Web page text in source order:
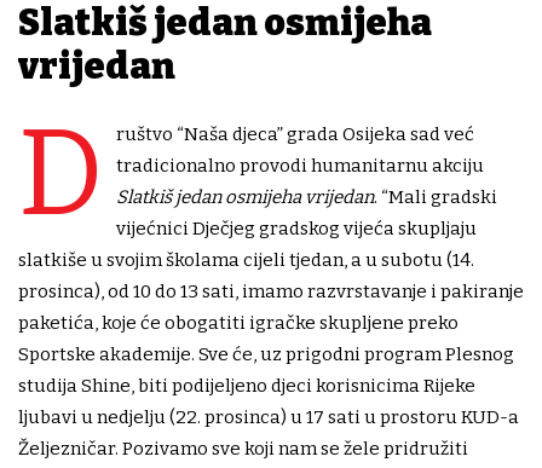
Slatkiš jedan osmijeha
vrijedan
D
ruštvo “Naša djeca” grada Osijeka sad već
tradicionalno provodi humanitarnu akciju
Slatkiš jedan osmijeha vrijedan. “Mali gradski
vijećnici Dječjeg gradskog vijeća skupljaju
slatkiše u svojim školama cijeli tjedan, a u subotu (14.
prosinca), od 10 do 13 sati, imamo razvrstavanje i pakiranje
paketića, koje će obogatiti igračke skupljene preko
Sportske akademije. Sve će, uz prigodni program Plesnog
studija Shine, biti podijeljeno djeci korisnicima Rijeke
ljubavi u nedjelju (22. prosinca) u 17 sati u prostoru KUD-a
Željezničar. Pozivamo sve koji nam se žele pridružiti